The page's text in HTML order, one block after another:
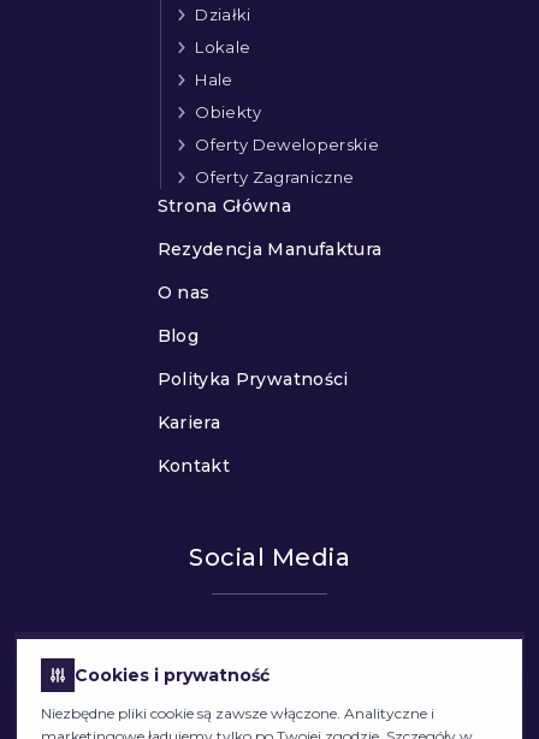
Działki
Lokale
Hale
Obiekty
Oferty Deweloperskie
Oferty Zagraniczne
Strona Główna
Rezydencja Manufaktura
O nas
Blog
Polityka Prywatności
Kariera
Kontakt
Social Media
Cookies i prywatność
Niezbędne pliki cookie są zawsze włączone. Analityczne i